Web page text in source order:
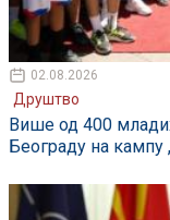
02.08.2026
Друштво
Више од 400
Београду на кампу